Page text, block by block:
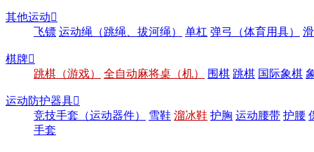
其他运动
飞镖 运动绳（跳绳、拔河绳） 单杠 弹弓（体育用具）
棋牌
跳棋（游戏）
全自动麻将桌（机） 围棋 跳棋 国际象棋
运动防护器具
竞技手套（运动器件）
雪鞋 溜冰鞋 护胸 运动腰带 护腰
手套